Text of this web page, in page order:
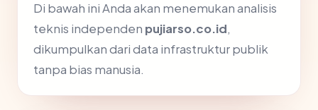
Di bawah ini Anda akan menemukan analisis
teknis independen pujiarso.co.id,
dikumpulkan dari data infrastruktur publik
tanpa bias manusia.